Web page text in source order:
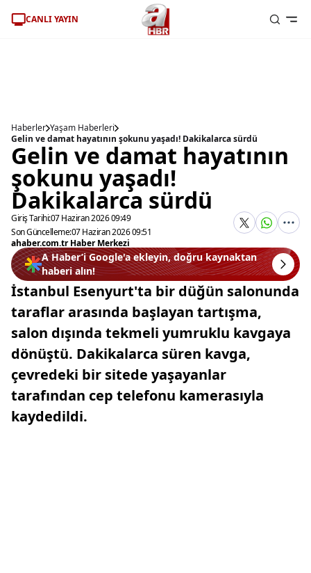
CANLI YAYIN
Haberler Yaşam Haberleri
Gelin ve damat hayatının şokunu yaşadı! Dakikalarca sürdü
Gelin ve damat hayatının
şokunu yaşadı!
Dakikalarca sürdü
Giriş Tarihi:07 Haziran 2026 09:49
Son Güncelleme:07 Haziran 2026 09:51
ahaber.com.tr Haber Merkezi
A Haber’i Google'a ekleyin, doğru kaynaktan
haberi alın!
İstanbul Esenyurt'ta bir düğün salonunda
taraflar arasında başlayan tartışma,
salon dışında tekmeli yumruklu kavgaya
dönüştü. Dakikalarca süren kavga,
çevredeki bir sitede yaşayanlar
tarafından cep telefonu kamerasıyla
kaydedildi.